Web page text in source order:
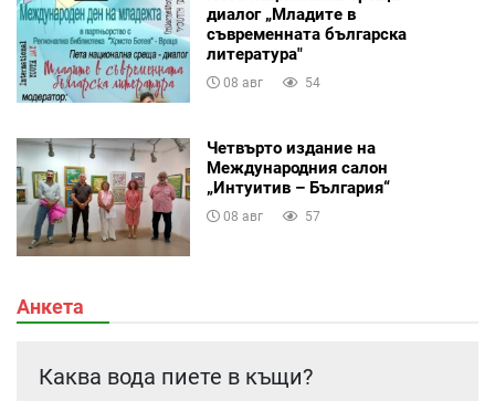
диалог „Младите в
съвременната българска
литература"
08 авг 54
Четвърто издание на
Международния салон
„Интуитив – България“
08 авг 57
Анкета
Каква вода пиете в къщи?